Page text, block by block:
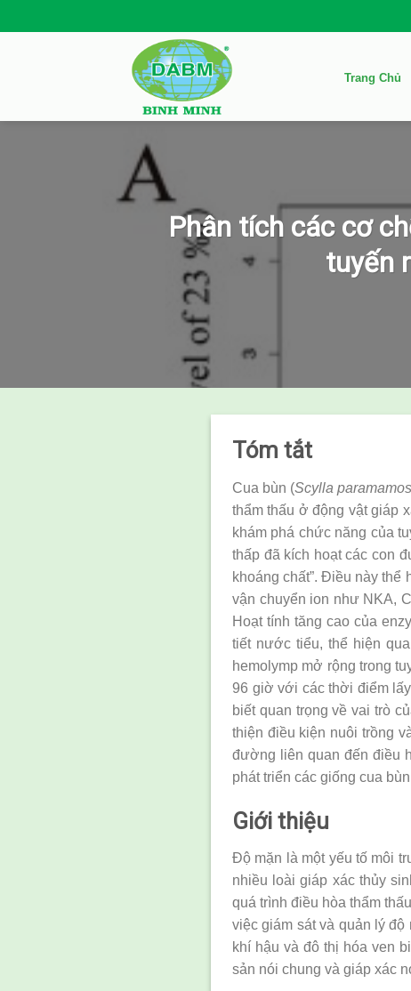
to
Trang Chủ
Phân tích các cơ
tuyến
Tóm tắt
Cua bùn (Scylla
thẩm thấu ở động vật giáp
khám phá chức năng của
thấp đã kích hoạt các con
khoáng chất”. Điều này
vận chuyển ion như NKA,
Hoạt tính tăng cao của
tiết nước tiểu, thể hiện
hemolymp mở rộng trong
96 giờ với các thời điểm
biết quan trọng về vai trò
thiện điều kiện nuôi trồng
đường liên quan đến điều
phát triển các giống cua
Giới thiệu
Độ mặn là một yếu tố môi
nhiều loài giáp xác thủy
quá trình điều hòa thẩm
việc giám sát và quản lý
khí hậu và đô thị hóa ven
sản nói chung và giáp xác